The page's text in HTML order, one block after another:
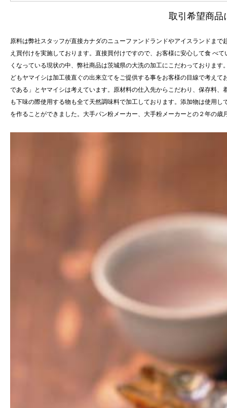
取引希望商品
原料は弊社スタッフが直接カナダのニューファンドランドやアイスランドま
え買付けを実施しております。直接買付けですので、お客様に安心して食 べ
くなっている現状の中、弊社商品は茨城県の大洗の加工にこだわっておりま
どもヤマイシは加工後直ぐの出来立てをご提供する事をお客様の目線で考え
である」とヤマイシは考えています。原材料の仕入先からこだわり、保存料
も下味の際使用する物も全て天然調味料で加工しております。添加物は使用
を作ることができました。大手パン粉メーカー、大手粉メーカーとの２年の歳